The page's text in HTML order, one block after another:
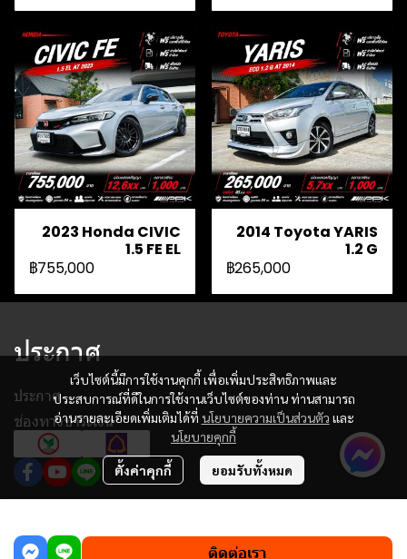
2023 Honda CIVIC
1.5 FE EL
฿755,000
2014 Toyota YARIS
1.2 G
฿265,000
ติดต่อเรา
เว็บไซต์นี้มีการใช้งานคุกกี้ เพื่อเพิ่มประสิทธิภาพและ
ประสบการณ์ที่ดีในการใช้งานเว็บไซต์ของท่าน ท่านสามารถ
อ่านรายละเอียดเพิ่มเติมได้ที่ นโยบายความเป็นส่วนตัว และ
นโยบายคุกกี้
ตั้งค่าคุกกี้ ยอมรับทั้งหมด
ประกาศ
ประกาศ
ช่องทางชำระเงิน
ผู้เข้าชมทั้งหมด817,996